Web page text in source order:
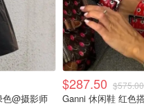
@摄影师
$287.50 $575.00
Ganni 休闲鞋 红色